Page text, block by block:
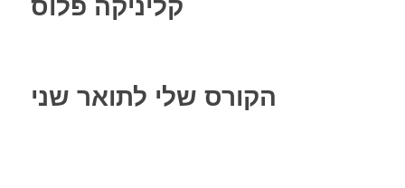
הקורס שלי לתואר שני